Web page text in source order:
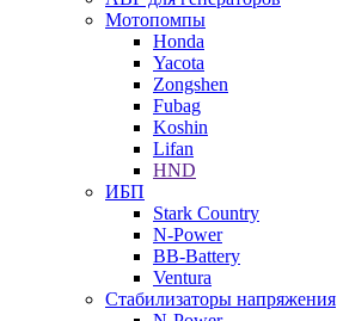
Мотопомпы
Honda
Yacota
Zongshen
Fubag
Koshin
Lifan
HND
ИБП
Stark Country
N-Power
BB-Battery
Ventura
Стабилизаторы напряжения